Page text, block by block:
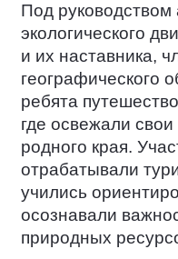
Под руководством
экологического
и их наставника,
географического
ребята
где освежали
родного края.
отрабатывали
учились
осознавали
природных